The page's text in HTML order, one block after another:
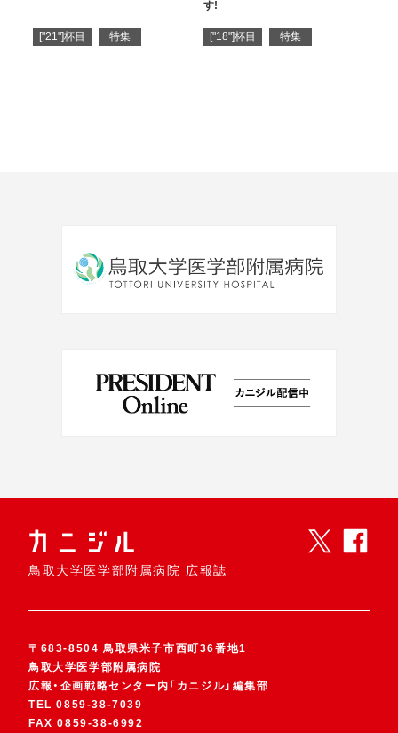
["21"]杯目 特集
す!
["18"]杯目 特集
鳥取大学医学部附属病院 広報誌
〒683-8504 鳥取県米子市西町36番地1
鳥取大学医学部附属病院
広報・企画戦略センター内「カニジル」編集部
TEL0859-38-7039
FAX0859-38-6992